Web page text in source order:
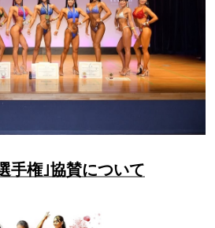
手権｣協賛について